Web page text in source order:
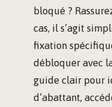
bloqué ?
cas, il s’agit
fixation
débloquer avec
guide clair pour
d’abattant,